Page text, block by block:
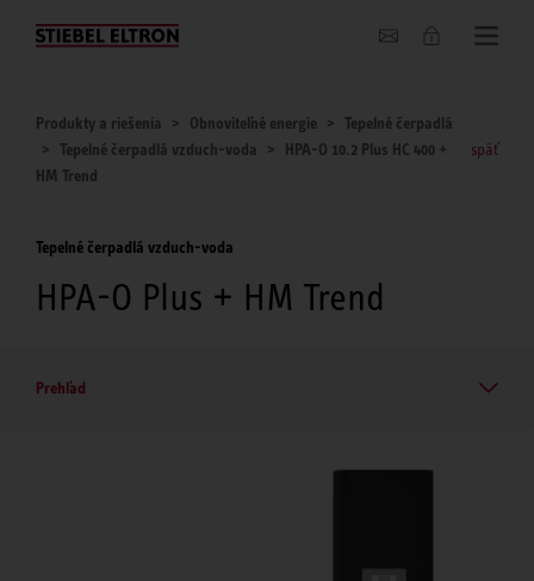
O nás
Produkty a riešenia Obnoviteľné energie
Tepelné čerpadlá
Tepelné čerpadlá vzduch-voda
HPA-O 10.2 Plus HC 400 +
HM Trend
späť
Tepelné čerpadlá vzduch-voda
HPA-O Plus + HM Trend
Prehľad